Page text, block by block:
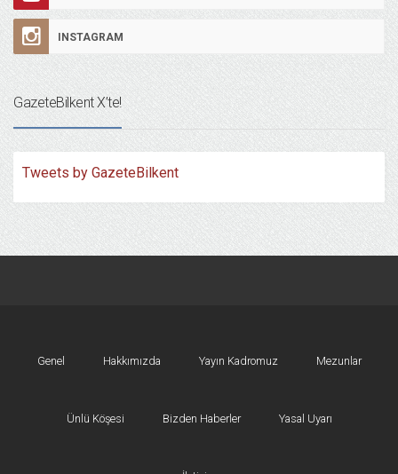
INSTAGRAM
GazeteBilkent X’te!
Tweets by GazeteBilkent
Genel Hakkımızda Yayın Kadromuz Mezunlar
Ünlü Köşesi Bizden Haberler Yasal Uyarı